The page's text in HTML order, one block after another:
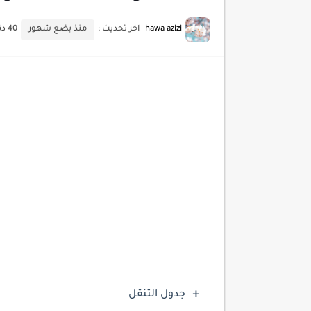
أدوات مجانية للبحث عن الكلمات
hawa azizi اخر تحديث : منذ بضع شهور 40 دقائق للقراءة
جدول التنقل